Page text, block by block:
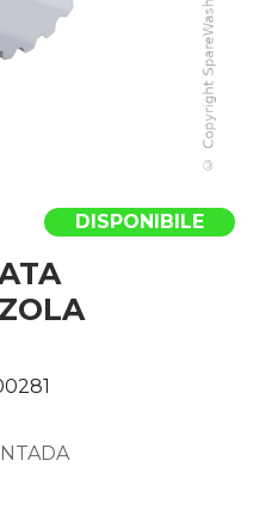
DISPONIBILE